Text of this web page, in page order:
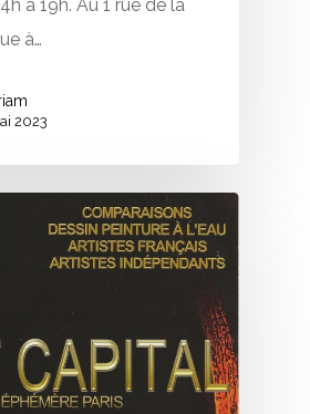
à 19h. Au 1 rue de la
à…
2023